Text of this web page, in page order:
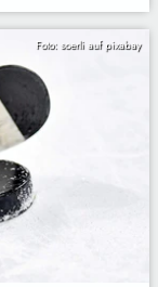
Foto: soerli auf pixabay